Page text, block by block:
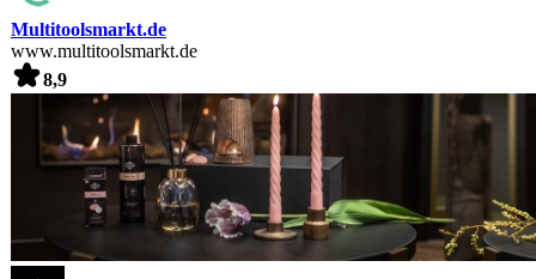
Multitoolsmarkt.de
www.multitoolsmarkt.de
8,9